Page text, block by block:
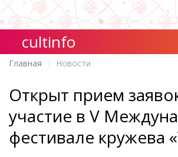
cultinfo
Главная Новости
Открыт прием
участие в V
фестивале кружева